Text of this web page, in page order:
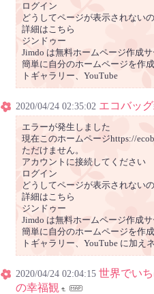
ログイン
どうしてページが表示されない
詳細はこちら
ジンドゥー
Jimdo は無料ホームページ作成
簡単に自分のホームページを作
トギャラリー、YouTube
2020/04/24 02:35:02 エコバッ
エラーが発生しました
現在このホームページhttps://
ただけません。
アカウントに接続してください
ログイン
どうしてページが表示されない
詳細はこちら
ジンドゥー
Jimdo は無料ホームページ作成
簡単に自分のホームページを作
トギャラリー、YouTube に加えネ
2020/04/24 02:04:15 世界でい
の幸福観